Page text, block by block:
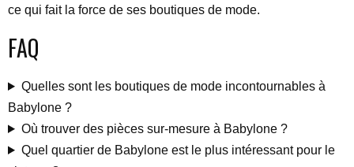
ce qui fait la force de ses boutiques de mode.
FAQ
Quelles sont les boutiques de mode incontournables à
Babylone ?
Où trouver des pièces sur-mesure à Babylone ?
Quel quartier de Babylone est le plus intéressant pour le